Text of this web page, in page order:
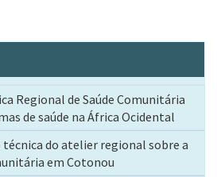
Regional de Saúde Comunitária
de saúde na África Ocidental
técnica do atelier regional sobre a
em Cotonou